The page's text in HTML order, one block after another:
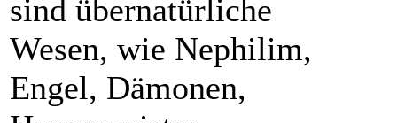
sind übernatürliche
Wesen, wie Nephilim,
Engel, Dämonen,